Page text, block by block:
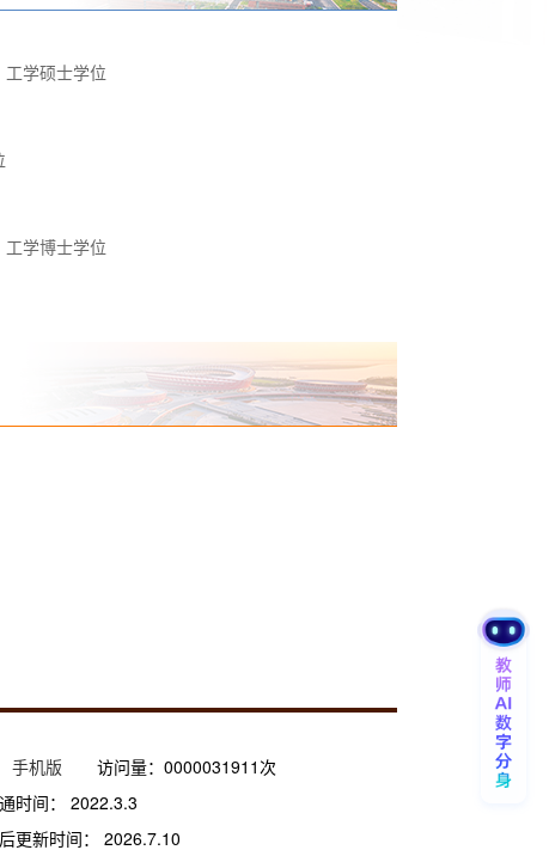
工学硕士学位
工学博士学位
手机版 访问量： 0000031911次
时间： 2022.3.3
更新时间： 2026.7.10